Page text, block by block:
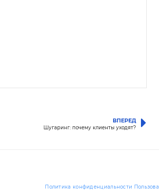
ВПЕРЕД
Шугаринг: почему клиенты уходят?
Политика конфиденциальности